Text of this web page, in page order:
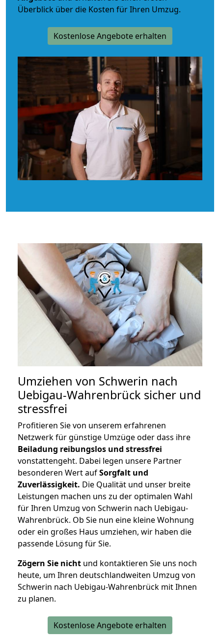
Überblick über die Kosten für Ihren Umzug.
Kostenlose Angebote erhalten
Umziehen von Schwerin nach
Uebigau-Wahrenbrück sicher und
stressfrei
Profitieren Sie von unserem erfahrenen
Netzwerk für günstige Umzüge oder dass ihre
Beiladung reibungslos und stressfrei
vonstattengeht. Dabei legen unsere Partner
besonderen Wert aufSorgfalt und
Zuverlässigkeit. Die Qualität und unser breite
Leistungen machen uns zu der optimalen Wahl
für Ihren Umzug von Schwerin nach Uebigau-
Wahrenbrück. Ob Sie nun eine kleine Wohnung
oder ein großes Haus umziehen, wir haben die
passende Lösung für Sie.
Zögern Sie nicht und kontaktieren Sie uns noch
heute, um Ihren deutschlandweiten Umzug von
Schwerin nach Uebigau-Wahrenbrück mit Ihnen
zu planen.
Kostenlose Angebote erhalten